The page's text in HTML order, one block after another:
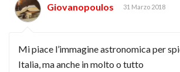
Giovanopoulos 31 Marzo 2018
Mi piace l’immagine astronomica per
Italia, ma anche in molto o tutto